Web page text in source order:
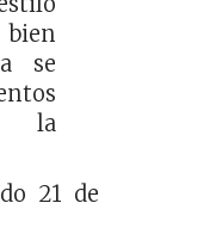
se
la
21 de